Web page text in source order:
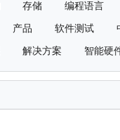
存储 编程语言
产品 软件测试
解决方案 智能硬